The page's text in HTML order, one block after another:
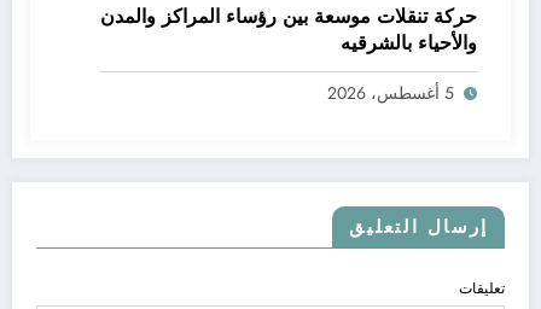
حركة تنقلات موسعة بين رؤساء المراكز والمدن
والأحياء بالشرقيه
5 أغسطس، 2026
إرسال التعليق
تعليقات